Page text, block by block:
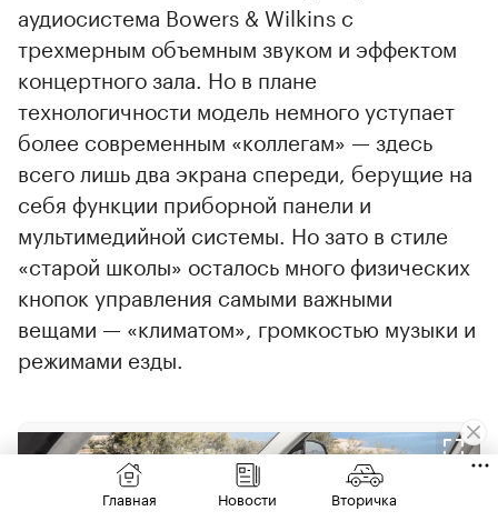
аудиосистема Bowers & Wilkins с
трехмерным объемным звуком и эффектом
концертного зала. Но в плане
технологичности модель немного уступает
более современным «коллегам» — здесь
всего лишь два экрана спереди, берущие на
себя функции приборной панели и
мультимедийной системы. Но зато в стиле
«старой школы» осталось много физических
кнопок управления самыми важными
вещами — «климатом», громкостью музыки и
режимами езды.
Главная Новости Вторичка